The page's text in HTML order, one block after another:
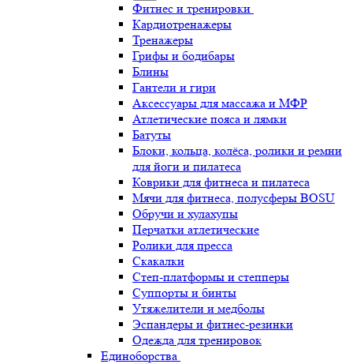
Фитнес и тренировки
Кардиотренажеры
Тренажеры
Грифы и бодибары
Блины
Гантели и гири
Аксессуары для массажа и МФР
Атлетические пояса и лямки
Батуты
Блоки, кольца, колёса, ролики и ремни
для йоги и пилатеса
Коврики для фитнеса и пилатеса
Мячи для фитнеса, полусферы BOSU
Обручи и хулахупы
Перчатки атлетические
Ролики для пресса
Скакалки
Степ-платформы и степперы
Суппорты и бинты
Утяжелители и медболы
Эспандеры и фитнес-резинки
Одежда для тренировок
Единоборства